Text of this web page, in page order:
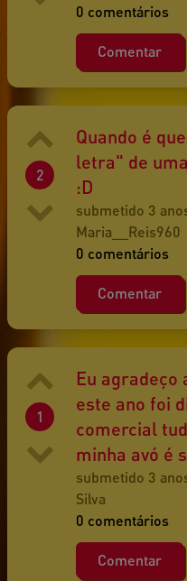
0 comentários
Comentar
2
Quando é
letra" de
:D
submetido 3
Maria__Reis960
0 comentários
Comentar
1
Eu agradeço
este ano foi
comercial
minha avó é
submetido 3
Silva
0 comentários
Comentar